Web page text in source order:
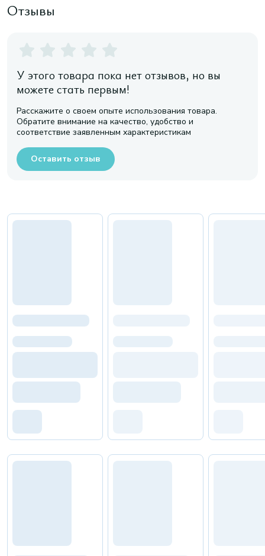
Отзывы
У этого товара пока нет отзывов, но вы
можете стать первым!
Расскажите о своем опыте использования товара.
Обратите внимание на качество, удобство и
соответствие заявленным характеристикам
Оставить отзыв